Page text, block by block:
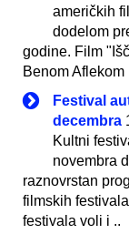
američkih
dodelom
godine. Film
Benom Aflekom
Festival
decembra
Kultni
novembra
raznovrstan
filmskih
festivala voli i ..